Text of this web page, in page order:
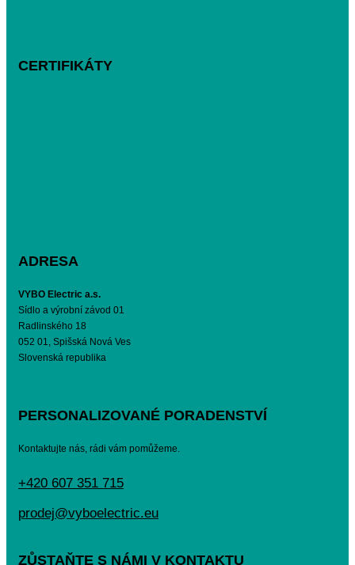
CERTIFIKÁTY
ADRESA
VYBO Electric a.s.
Sídlo a výrobní závod 01
Radlinského 18
052 01, Spišská Nová Ves
Slovenská republika
PERSONALIZOVANÉ PORADENSTVÍ
Kontaktujte nás, rádi vám pomůžeme.
+420 607 351 715
prodej@vyboelectric.eu
ZŮSTAŇTE S NÁMI V KONTAKTU